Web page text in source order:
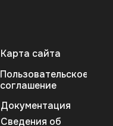
Карта сайта
Пользовательское
соглашение
Документация
Сведения об